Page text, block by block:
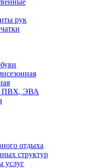
рук
ПВХ, ЭВА
отдыха
структур
услуг